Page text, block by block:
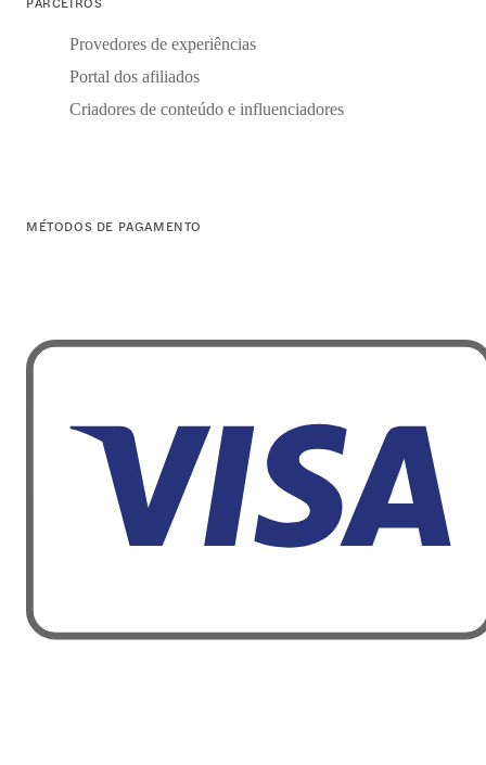
Provedores de experiências
Portal dos afiliados
Criadores de conteúdo e influenciadores
MÉTODOS DE PAGAMENTO